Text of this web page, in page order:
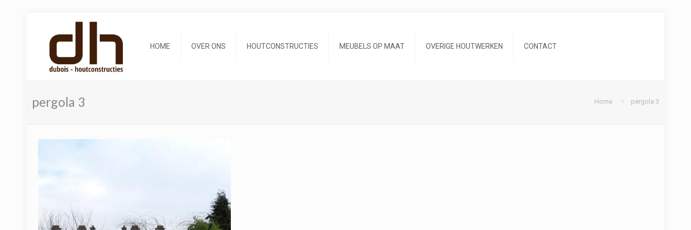
HOME OVER ONS HOUTCONSTRUCTIES MEUBELS OP MAAT OVERIGE HOUTWERKEN CONTACT
pergola 3 Home pergola 3